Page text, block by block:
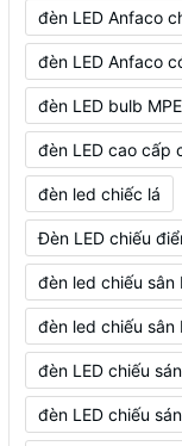
đèn LED Anfaco
đèn LED Anfaco
đèn LED bulb MPE
đèn LED cao cấp
đèn led chiếc lá
Đèn LED chiếu
đèn led chiếu sân
đèn led chiếu sân
đèn LED chiếu
đèn LED chiếu